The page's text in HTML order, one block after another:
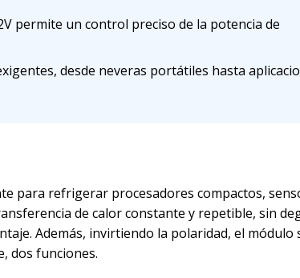
permite un control preciso de la potencia de
desde neveras portátiles hasta
para refrigerar procesadores compactos,
de calor constante y repetible, sin
Además, invirtiendo la polaridad, el módulo
dos funciones.